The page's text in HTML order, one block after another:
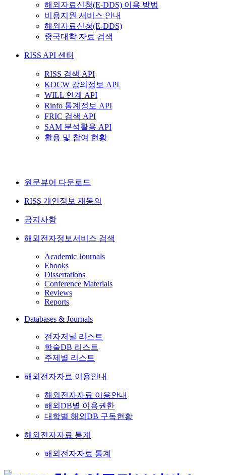
해외자료신청(E-DDS) 이용 방법
비용지원 서비스 안내
해외자료신청(E-DDS)
중국대학 자료 검색
RISS API 센터
RISS 검색 API
KOCW 강의정보 API
WILL 연계 API
Rinfo 통계정보 API
FRIC 검색 API
SAM 분석활용 API
활용 및 참여 현황
원문뷰어 다운로드
RISS 개인정보 재동의
공지사항
해외전자정보서비스 검색
Academic Journals
Ebooks
Dissertations
Conference Materials
Reviews
Reports
Databases & Journals
전자저널 리스트
학술DB 리스트
주제별 리스트
해외전자자료 이용안내
해외전자자료 이용안내
해외DB별 이용권한
대학별 해외DB 구독현황
해외전자자료 통계
해외전자자료 통계